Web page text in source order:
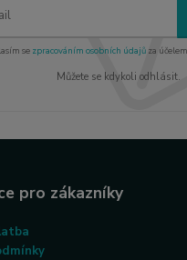
se zpracováním osobních údajůza
Můžete se kdykoli odhlásit.
pro zákazníky